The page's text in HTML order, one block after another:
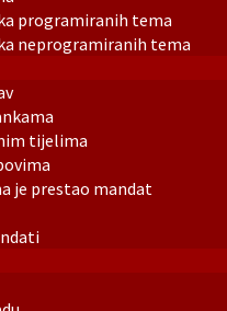
programiranih tema
neprogramiranih tema
tijelima
je prestao mandat